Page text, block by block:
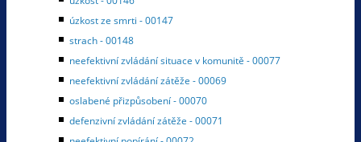
úzkost ze smrti - 00147
strach - 00148
neefektivní zvládání situace v komunitě - 00077
neefektivní zvládání zátěže - 00069
oslabené přizpůsobení - 00070
defenzivní zvládání zátěže - 00071